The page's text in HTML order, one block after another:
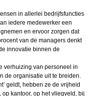
in allerlei bedrijfsfuncties
iedere medewerker een
en ervoor zorgen dat
van de managers denkt
innovatie binnen de
verhuizing van personeel in
de organisatie uit te breiden.
geldt, hebben ze de vrijheid
kantoor, op het vliegveld, bij